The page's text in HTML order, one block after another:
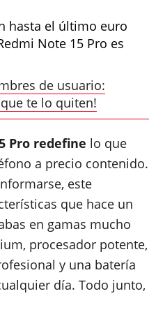
hasta el último euro
Note 15 Pro es
de usuario:
te lo quiten!
Pro redefine lo que
a precio contenido.
este
que hace un
en gamas mucho
procesador potente,
y una batería
día. Todo junto,